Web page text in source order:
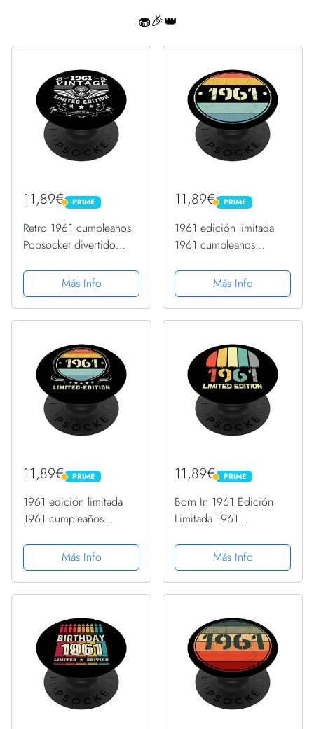
🧁🎉👑
11,89€ PRIME
PRIME
Retro 1961 cumpleaños
Popsocket divertido
regalos 1961 PopSockets
PopGrip Intercambiable
Más Info
11,89€ PRIME
PRIME
1961 edición limitada
1961 cumpleaños
y mujeres PopSockets
PopGrip Intercambiable
Más Info
11,89€ PRIME
PRIME
1961 edición limitada
1961 cumpleaños
y hombres PopSockets
PopGrip Intercambiable
Más Info
11,89€ PRIME
PRIME
Born In 1961 Edición
Limitada 1961
1961 PopSockets
PopGrip Intercambiable
Más Info